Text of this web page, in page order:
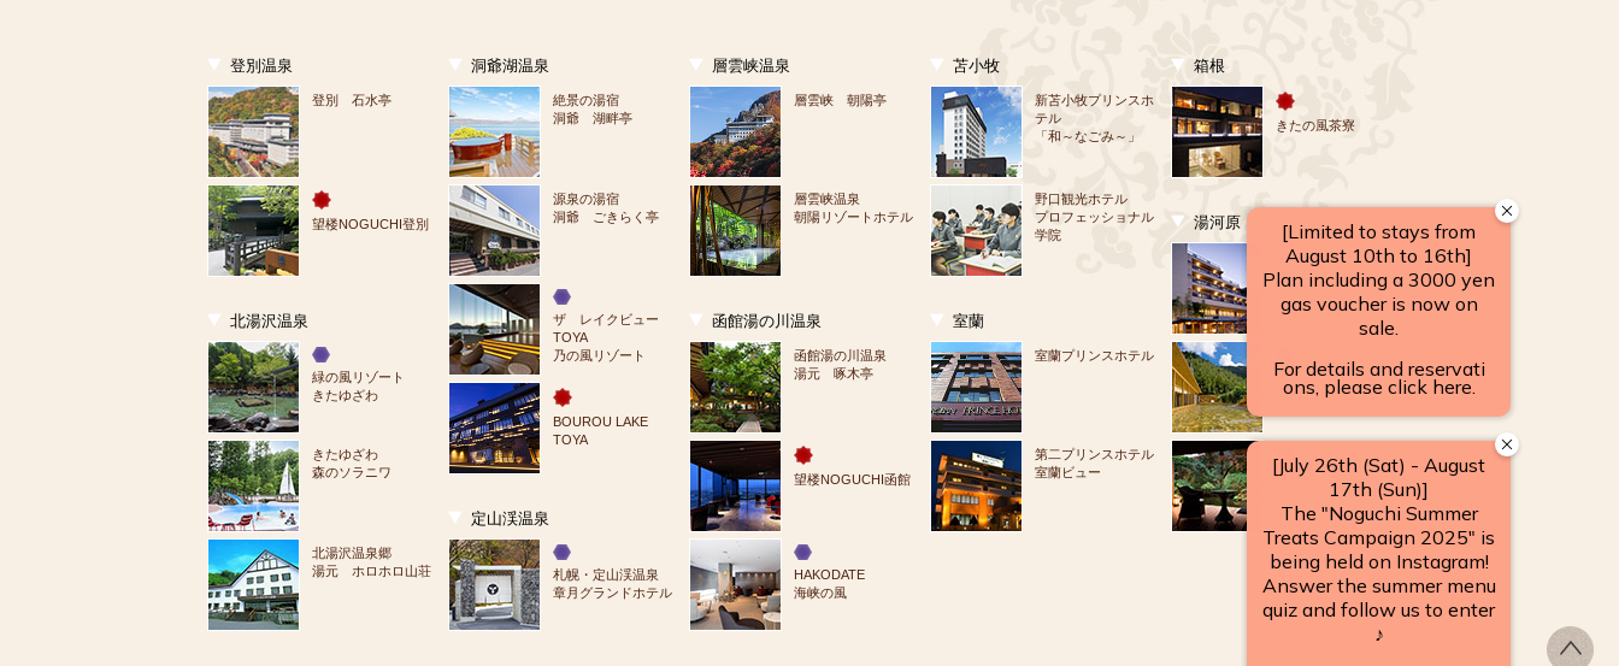
登別温泉
登別 石水亭
望楼NOGUCHI登別
北湯沢温泉
緑の風リゾート
きたゆざわ
きたゆざわ
森のソラニワ
北湯沢温泉郷
湯元 ホロホロ山荘
洞爺湖温泉
絶景の湯宿
洞爺 湖畔亭
源泉の湯宿
洞爺 ごきらく亭
ザ　レイクビュー
TOYA
乃の風リゾート
BOUROU LAKE
TOYA
定山渓温泉
札幌・定山渓温泉
章月グランドホテル
層雲峡温泉
層雲峡 朝陽亭
層雲峡温泉
朝陽リゾートホテル
函館湯の川温泉
函館湯の川温泉
湯元 啄木亭
望楼NOGUCHI函館
HAKODATE
海峡の風
苫小牧
新苫小牧プリンスホ
テル
「和～なごみ～」
野口観光ホテル
プロフェッショナル
学院
室蘭
室蘭プリンスホテル
第二プリンスホテル
室蘭ビュー
箱根
きたの風茶寮
湯河原
源泉のお宿
湯河原 千代田荘
山翠楼
SANSUIROU
海石榴 つばき